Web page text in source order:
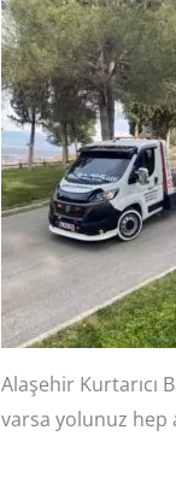
Alaşehir Kurtarıcı
varsa yolunuz hep